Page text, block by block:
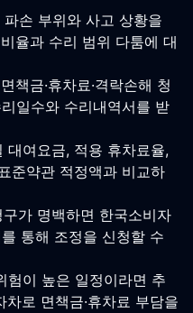
파손 부위와 사고 상황을
율과 수리 범위 다툼에 대
면책금·휴차료·격락손해 청
일수와 수리내역서를 받
대여요금, 적용 휴차료율,
준약관 적정액과 비교하
구가 명백하면 한국소비자
통해 조정을 신청할 수
험이 높은 일정이라면 추
로 면책금·휴차료 부담을